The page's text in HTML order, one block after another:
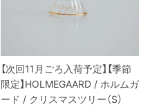
【次回11月ごろ入荷予定】【季節
限定】HOLMEGAARD / ホルムガ
ード / クリスマスツリー（S）